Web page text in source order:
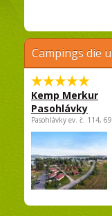
Campings die
Kemp Merkur
Pasohlávky
Pasohlávky ev. č. 114,